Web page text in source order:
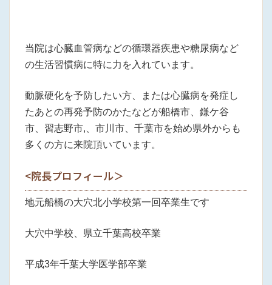
当院は心臓血管病などの循環器疾患や糖尿病など
の生活習慣病に特に力を入れています。
動脈硬化を予防したい方、または心臓病を発症し
たあとの再発予防のかたなどが船橋市、鎌ケ谷
市、習志野市,、市川市、千葉市を始め県外からも
多くの方に来院頂いています。
<院長プロフィール＞
地元船橋の大穴北小学校第一回卒業生です
大穴中学校、県立千葉高校卒業
平成3年千葉大学医学部卒業